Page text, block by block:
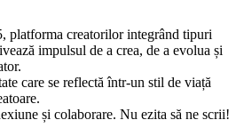
platforma creatorilor integrând tipuri
impulsul de a crea, de a evolua și
care se reflectă într-un stil de viață
și colaborare. Nu ezita să ne scrii!